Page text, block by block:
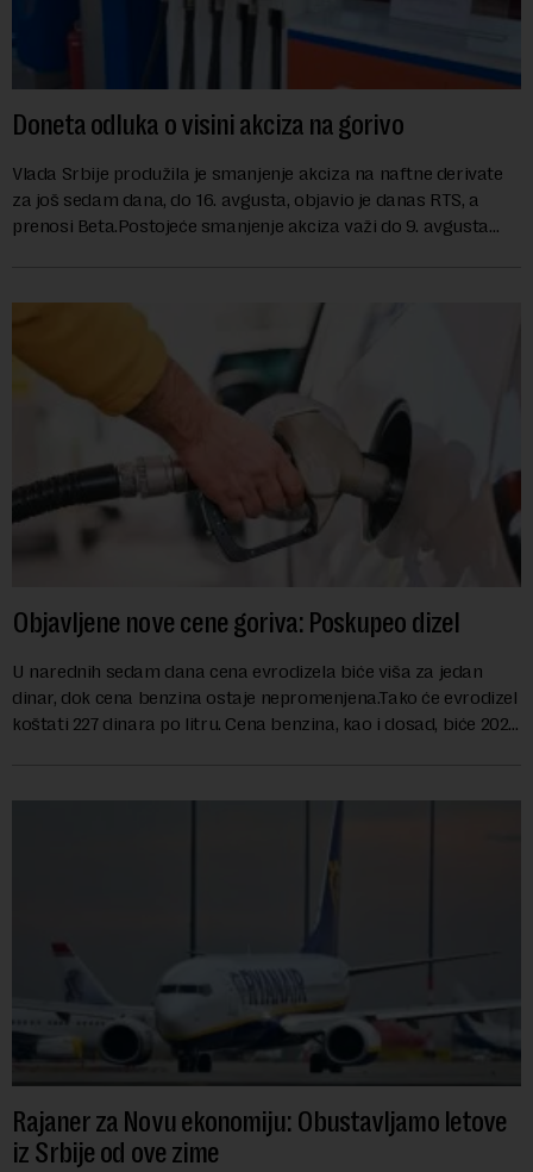
Doneta odluka o visini akciza na gorivo
Vlada Srbije produžila je smanjenje akciza na naftne derivate
za još sedam dana, do 16. avgusta, objavio je danas RTS, a
prenosi Beta.Postojeće smanjenje akciza važi do 9. avgusta
Objavljene nove cene goriva: Poskupeo dizel
U narednih sedam dana cena evrodizela biće viša za jedan
dinar, dok cena benzina ostaje nepromenjena.Tako će evrodizel
koštati 227 dinara po litru. Cena benzina, kao i dosad, biće 202
Rajaner za Novu ekonomiju: Obustavljamo letove
iz Srbije od ove zime